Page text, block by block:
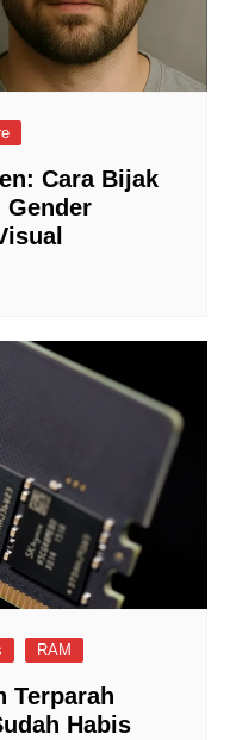
Cara Bijak
Gender
RAM
Terparah
Habis